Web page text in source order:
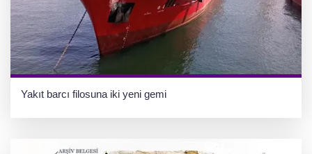
Yakıt barcı filosuna iki yeni gemi